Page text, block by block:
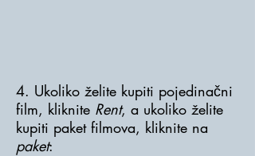
4. Ukoliko želite kupiti pojedinačni
film, kliknite Rent, a ukoliko želite
kupiti paket filmova, kliknite na
paket: